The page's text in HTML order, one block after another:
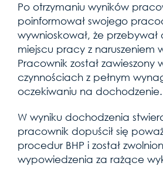
Po otrzymaniu wyników
poinformował swojego
wywnioskował, że przebywał
miejscu pracy z naruszeniem
Pracownik został zawieszony
czynnościach z pełnym
oczekiwaniu na dochodzenie.
W wyniku dochodzenia
pracownik dopuścił się
procedur BHP i został
wypowiedzenia za rażące